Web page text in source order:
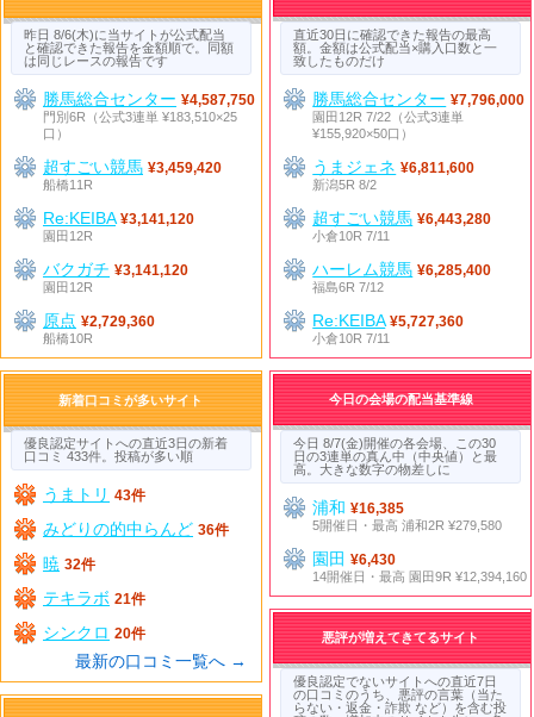
昨日 8/6(木)に当サイトが公式配当
と確認できた報告を金額順で。同額
は同じレースの報告です
勝馬総合センター ¥4,587,750
門別6R（公式3連単 ¥183,510×25
口）
超すごい競馬 ¥3,459,420
船橋11R
Re:KEIBA ¥3,141,120
園田12R
バクガチ ¥3,141,120
園田12R
原点 ¥2,729,360
船橋10R
直近30日に確認できた報告の最高
額。金額は公式配当×購入口数と一
致したものだけ
勝馬総合センター ¥7,796,000
園田12R 7/22（公式3連単
¥155,920×50口）
うまジェネ ¥6,811,600
新潟5R 8/2
超すごい競馬 ¥6,443,280
小倉10R 7/11
ハーレム競馬 ¥6,285,400
福島6R 7/12
Re:KEIBA ¥5,727,360
小倉10R 7/11
新着口コミが多いサイト
優良認定サイトへの直近3日の新着
口コミ 433件。投稿が多い順
うまトリ 43件
みどりの的中らんど 36件
暁 32件
テキラボ 21件
シンクロ 20件
最新の口コミ一覧へ →
今日の会場の配当基準線
今日 8/7(金)開催の各会場、この30
日の3連単の真ん中（中央値）と最
高。大きな数字の物差しに
浦和¥16,385
5開催日・最高 浦和2R ¥279,580
園田¥6,430
14開催日・最高 園田9R ¥12,394,160
悪評が増えてきてるサイト
優良認定でないサイトへの直近7日
の口コミのうち、悪評の言葉（当た
らない・返金・詐欺 など）を含む投